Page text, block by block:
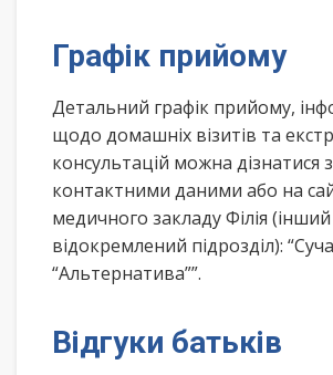
Графік прийому
Детальний графік прийому,
щодо домашніх візитів та
консультацій можна дізнатися
контактними даними або на
медичного закладу Філія (інший
відокремлений підрозділ):
“Альтернатива””.
Відгуки батьків